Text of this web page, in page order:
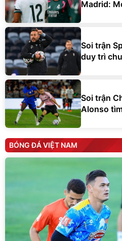
Madrid:
Soi trận
duy trì
Soi trận
Alonso
BÓNG ĐÁ VIỆT NAM